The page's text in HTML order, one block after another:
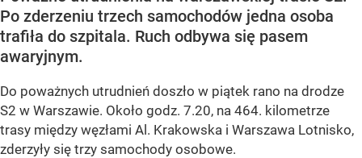
Po zderzeniu trzech samochodów jedna osoba
trafiła do szpitala. Ruch odbywa się pasem
awaryjnym.
Do poważnych utrudnień doszło w piątek rano na drodze
S2 w Warszawie. Około godz. 7.20, na 464. kilometrze
trasy między węzłami Al. Krakowska i Warszawa Lotnisko,
zderzyły się trzy samochody osobowe.